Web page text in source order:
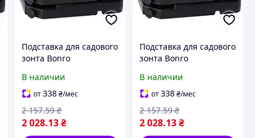
Подставка для садового
зонта Bonro
В наличии
от338 ₴/мес
2 028.13 ₴
2 157.59 ₴
Подставка для садового
зонта Bonro
В наличии
от338₴/мес
2 028.13₴
2 157.59 ₴